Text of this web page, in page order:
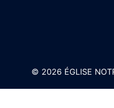
© 2026 ÉGLISE